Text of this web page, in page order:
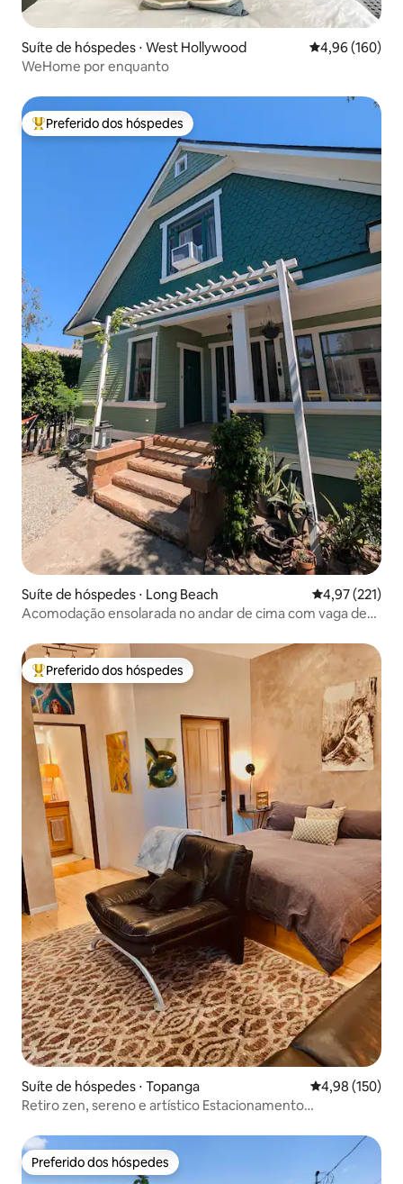
Suíte de hóspedes ⋅ West Hollywood 4,96 de uma
4,96 (160)
WeHome por enquanto
Entre os melhores preferidos dos hóspedes
Preferido dos hóspedes
Suíte de hóspedes ⋅ Long Beach 4,97 de uma
4,97 (221)
Acomodação ensolarada no andar de cima com vaga de
Entre os melhores preferidos dos hóspedes
Preferido dos hóspedes
Suíte de hóspedes ⋅ Topanga 4,98 de uma
4,98 (150)
Retiro zen, sereno e artístico Estacionamento
Preferido dos hóspedes
Preferido dos hóspedes